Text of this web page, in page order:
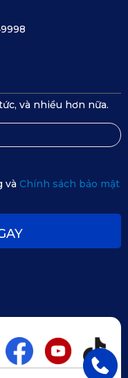
tin tưởng từ khách
và công nghệ tiên tiến
mang đến những tấm
nhanh và sớm nhất
và nhiều hơn nữa.
và Chính sách bảo mật